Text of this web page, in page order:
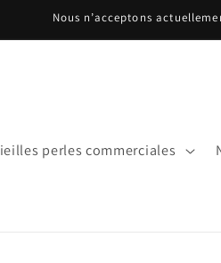
Nous n’acceptons
perles commerciales